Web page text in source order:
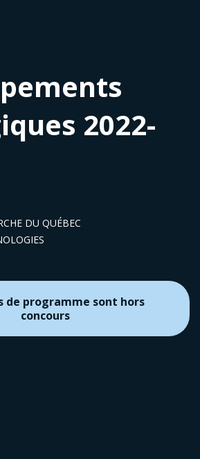
2022-
DU QUÉBEC
de programme sont hors
concours